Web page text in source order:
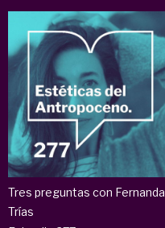
Tres preguntas con Fernanda
Trías